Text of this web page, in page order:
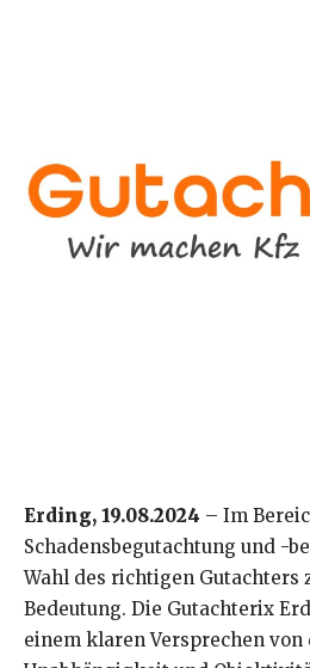
Erding, 19.08.2024 – Im
Schadensbegutachtung und -
Wahl des richtigen Gutachters
Bedeutung. Die Gutachterix
einem klaren Versprechen von